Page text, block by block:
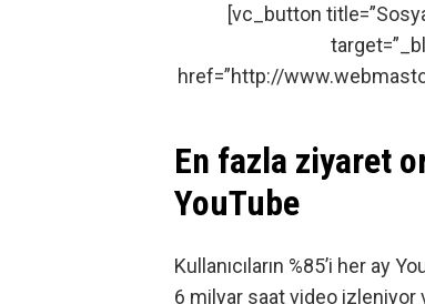
[vc_button
href=”http://
En fazla ziyaret
YouTube
Kullanıcıların %85’i her ay
6 milyar saat video izleniyor